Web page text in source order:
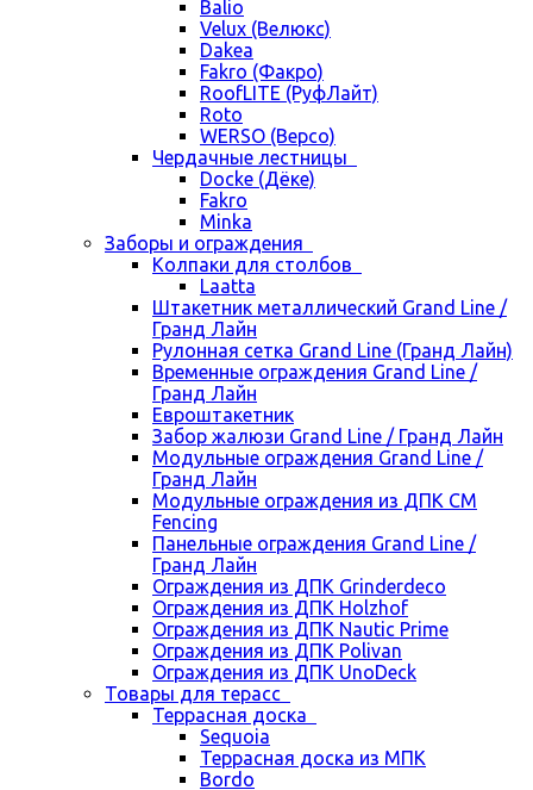
Balio
Velux (Велюкс)
Dakea
Fakro (Факро)
RoofLITE (РуфЛайт)
Roto
WERSO (Версо)
Чердачные лестницы
Docke (Дёке)
Fakro
Minka
Заборы и ограждения
Колпаки для столбов
Laatta
Штакетник металлический Grand Line /
Гранд Лайн
Рулонная сетка Grand Line (Гранд Лайн)
Временные ограждения Grand Line /
Гранд Лайн
Евроштакетник
Забор жалюзи Grand Line / Гранд Лайн
Модульные ограждения Grand Line /
Гранд Лайн
Модульные ограждения из ДПК CM
Fencing
Панельные ограждения Grand Line /
Гранд Лайн
Ограждения из ДПК Grinderdeco
Ограждения из ДПК Holzhof
Ограждения из ДПК Nautic Prime
Ограждения из ДПК Polivan
Ограждения из ДПК UnoDeck
Товары для терасс
Террасная доска
Sequoia
Террасная доска из МПК
Bordo